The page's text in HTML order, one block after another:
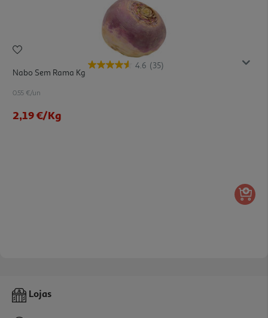
4.6 (35)
Nabo Sem Rama Kg
0.55 €/un
2,19 €/Kg
Lojas